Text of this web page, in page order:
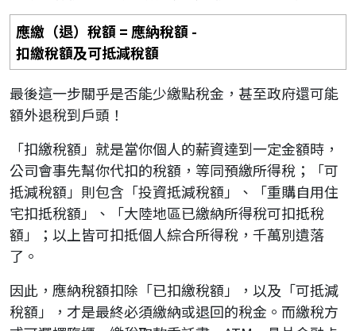
應繳（退）稅額 = 應納稅額 -
扣繳稅額及可抵減稅額
最後這一步關乎是否能少繳點稅金，甚至政府還可能
額外退稅到戶頭！
「扣繳稅額」就是當你個人的薪資達到一定金額時，
公司會事先幫你代扣的稅額，等同預繳所得稅；「可
抵減稅額」則包含「投資抵減稅額」、「重購自用住
宅扣抵稅額」、「大陸地區已繳納所得稅可扣抵稅
額」；以上皆可扣抵個人綜合所得稅，千萬別遺落
了。
因此，應納稅額扣除「已扣繳稅額」，以及「可抵減
稅額」，才是最終必須繳納或退回的稅金。而繳稅方